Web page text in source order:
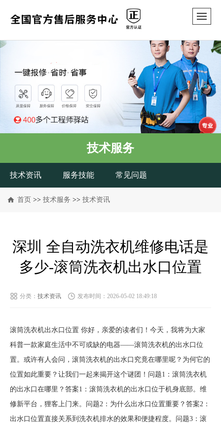
技术服务
技术资讯 服务技能 常见问题
首页 >> 技术服务 >> 技术资讯
深圳 全自动洗衣机维修电话是
多少-滚筒洗衣机出水口位置
分类： 技术资讯 发布时间：2026-05-02 18:49:18
滚筒洗衣机出水口位置 你好，亲爱的读者们！今天，我将为大家
科普一款家庭生活中不可或缺的电器——滚筒洗衣机的出水口位
置。或许有人会问，滚筒洗衣机的出水口究竟在哪里呢？为何它的
位置如此重要？让我们一起来揭开这个谜团！问题1：滚筒洗衣机
的出水口在哪里？答案1：滚筒洗衣机的出水口位于机身底部。维
修新平台，狸客上门来。问题2：为什么出水口位置重要？答案2：
出水口位置直接关系到洗衣机排水的效果和便捷程度。问题3：滚